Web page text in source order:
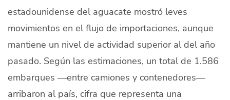
Quiénes Somos
Productores
Mercados
Contacto
estadounidense del aguacate mostró leves
movimientos en el flujo de importaciones, aunque
mantiene un nivel de actividad superior al del año
pasado. Según las estimaciones, un total de 1.586
embarques —entre camiones y contenedores—
arribaron al país, cifra que representa una